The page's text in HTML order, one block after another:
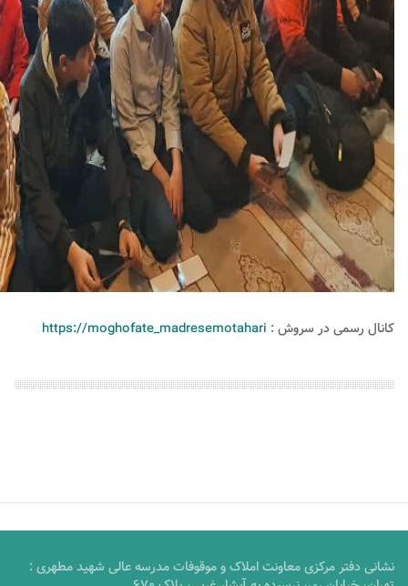
کانال رسمی در سروش : https://moghofate_madresemotahari
نشانی دفتر مرکزی معاونت املاک و موقوفات مدرسه عالی شهید مطهری :